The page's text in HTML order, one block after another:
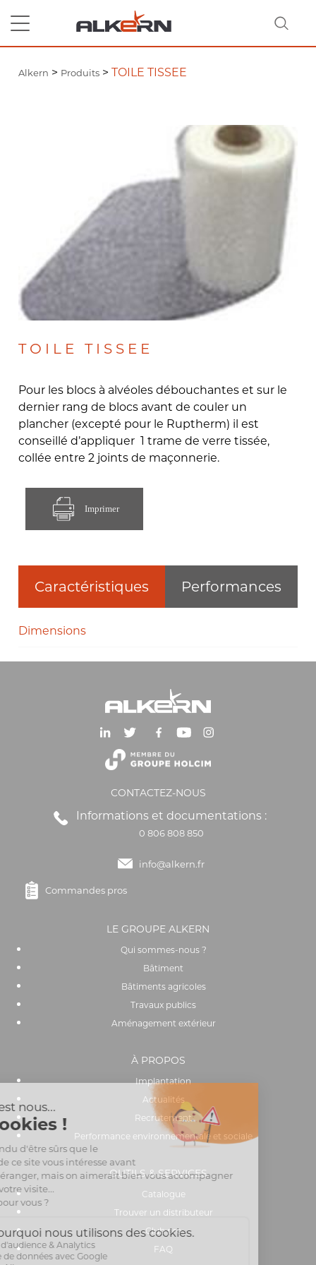
Alkern > Produits >TOILE TISSEE
TOILE TISSEE
Pour les blocs à alvéoles débouchantes et sur le
dernier rang de blocs avant de couler un
plancher (excepté pour le Ruptherm) il est
conseillé d’appliquer 1 trame de verre tissée,
collée entre 2 joints de maçonnerie.
Imprimer
Caractéristiques Performances
Dimensions
CONTACTEZ-NOUS
Informations et documentations :
0 806 808 850
info@alkern.fr
Commandes pros
LE GROUPE ALKERN
Qui sommes-nous ?
Bâtiment
Bâtiments agricoles
Travaux publics
Aménagement extérieur
À PROPOS
Implantation
Actualités
Recrutement
Performance environnementale et sociale
OUTILS & SERVICES
Catalogue
Trouver un distributeur
Club pro
FAQ